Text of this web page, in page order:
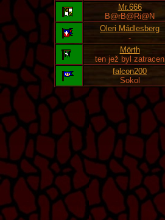
Mr.666
B@rB@Ri@N
Oleri Mádlesberg
-
Mörth
ten jež byl zatracen
falcon200
Sokol